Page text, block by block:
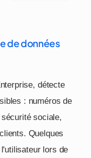
de données
détecte
: numéros de
sociale,
Quelques
lors de